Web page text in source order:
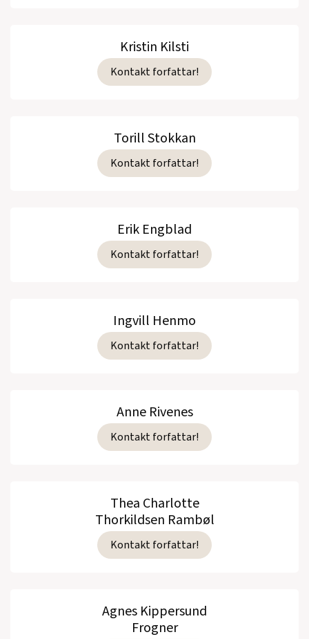
Kristin Kilsti
Kontakt forfattar!
Torill Stokkan
Kontakt forfattar!
Erik Engblad
Kontakt forfattar!
Ingvill Henmo
Kontakt forfattar!
Anne Rivenes
Kontakt forfattar!
Thea Charlotte
Thorkildsen Rambøl
Kontakt forfattar!
Agnes Kippersund
Frogner